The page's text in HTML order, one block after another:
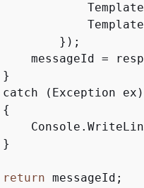
});
messageId =
(Exception ex)
{
return messageId;